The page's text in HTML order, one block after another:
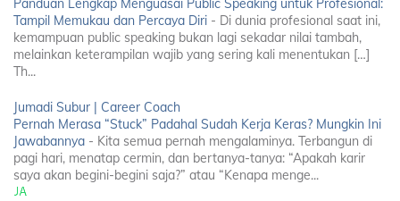
Panduan Lengkap Menguasai Public Speaking untuk Profesional:
Tampil Memukau dan Percaya Diri - Di dunia profesional saat ini,
kemampuan public speaking bukan lagi sekadar nilai tambah,
melainkan keterampilan wajib yang sering kali menentukan […]
Th...
Jumadi Subur | Career Coach
Pernah Merasa “Stuck” Padahal Sudah Kerja Keras? Mungkin Ini
Jawabannya - Kita semua pernah mengalaminya. Terbangun di
pagi hari, menatap cermin, dan bertanya-tanya: “Apakah karir
saya akan begini-begini saja?” atau “Kenapa menge...